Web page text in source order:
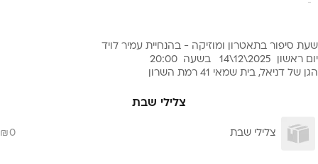
שעת סיפור בתאטרון ומוזיקה - בהנחיית עמיר לויד
יום ראשון 2025\12\14 בשעה 20:00
הגן של דניאל, בית שמאי 41 רמת השרון
צלילי שבת
צלילי שבת 0